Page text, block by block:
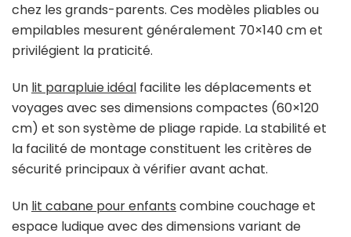
chez les grands-parents. Ces modèles pliables ou
empilables mesurent généralement 70×140 cm et
privilégient la praticité.
Un lit parapluie idéal facilite les déplacements et
voyages avec ses dimensions compactes (60×120
cm) et son système de pliage rapide. La stabilité et
la facilité de montage constituent les critères de
sécurité principaux à vérifier avant achat.
Un lit cabane pour enfants combine couchage et
espace ludique avec des dimensions variant de